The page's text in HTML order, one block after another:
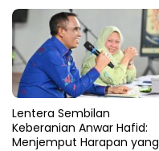
Lentera Sembilan
Keberanian Anwar Hafid:
Menjemput Harapan yang